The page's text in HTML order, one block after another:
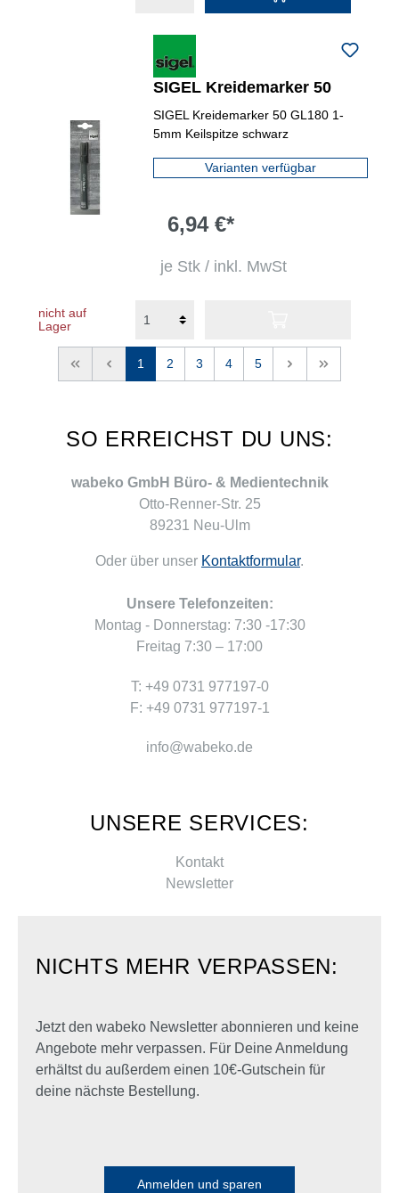
SIGEL Kreidemarker 50
SIGEL Kreidemarker 50 GL180 1-
5mm Keilspitze schwarz
Varianten verfügbar
6,94 €*
je Stk / inkl. MwSt
nicht auf
Lager
<< < 1 2 3 4 5 > >>
SO ERREICHST DU UNS:
wabeko GmbH Büro- & Medientechnik
Otto-Renner-Str. 25
89231 Neu-Ulm
Oder über unser Kontaktformular.
Unsere Telefonzeiten:
Montag - Donnerstag: 7:30 -17:30
Freitag 7:30 – 17:00
T: +49 0731 977197-0
F: +49 0731 977197-1
info@wabeko.de
UNSERE SERVICES:
Kontakt
Newsletter
NICHTS MEHR VERPASSEN:
Jetzt den wabeko Newsletter abonnieren und keine
Angebote mehr verpassen. Für Deine Anmeldung
erhältst du außerdem einen 10€-Gutschein für
deine nächste Bestellung.
Anmelden und sparen